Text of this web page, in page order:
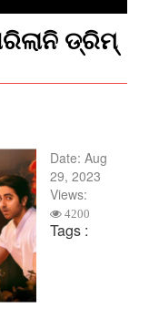
ଡ୍ରିମ୍‌
Date: Aug
29, 2023
Views:
4200
Tags :